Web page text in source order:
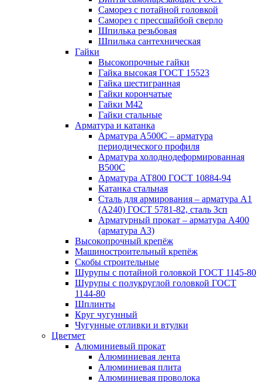
Саморез с потайной головкой
Саморез с прессшайбой сверло
Шпилька резьбовая
Шпилька сантехническая
Гайки
Высокопрочные гайки
Гайка высокая ГОСТ 15523
Гайка шестигранная
Гайки корончатые
Гайки М42
Гайки стальные
Арматура и катанка
Арматура А500С – арматура
периодического профиля
Арматура холоднодеформированная
В500С
Арматура АТ800 ГОСТ 10884-94
Катанка стальная
Сталь для армирования – арматура А1
(А240) ГОСТ 5781-82, сталь 3сп
Арматурный прокат – арматура А400
(арматура А3)
Высокопрочный крепёж
Машиностроительный крепёж
Скобы строительные
Шурупы с потайной головкой ГОСТ 1145-80
Шурупы с полукруглой головкой ГОСТ
1144-80
Шплинты
Круг чугунный
Чугунные отливки и втулки
Цветмет
Алюминиевый прокат
Алюминиевая лента
Алюминиевая плита
Алюминиевая проволока